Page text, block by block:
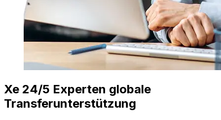
Xe 24/5 Experten globale
Transferunterstützung